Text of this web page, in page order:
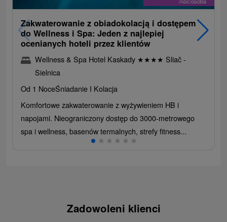
Zakwaterowanie z obiadokolacją i dostępem
do Wellness i Spa: Jeden z najlepiej
ocenianych hoteli przez klientów
Wellness & Spa Hotel Kaskady ★★★★ Sliač -
Sielnica
Od 1 NoceŚniadanie I Kolacja
Komfortowe zakwaterowanie z wyżywieniem HB i
napojami. Nieograniczony dostęp do 3000-metrowego
spa i wellness, basenów termalnych, strefy fitness...
Zadowoleni klienci